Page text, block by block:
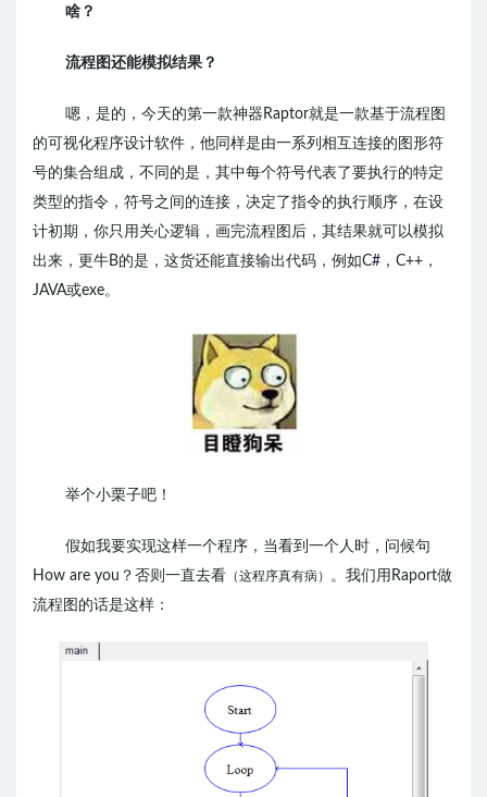
啥？
流程图还能模拟结果？
嗯，是的，今天的第一款神器Raptor就是一款基于流程图
的可视化程序设计软件，他同样是由一系列相互连接的图形符
号的集合组成，不同的是，其中每个符号代表了要执行的特定
类型的指令，符号之间的连接，决定了指令的执行顺序，在设
计初期，你只用关心逻辑，画完流程图后，其结果就可以模拟
出来，更牛B的是，这货还能直接输出代码，例如C#，C++，
JAVA或exe。
举个小栗子吧！
假如我要实现这样一个程序，当看到一个人时，问候句
How are you？否则一直去看 （这程序真有病） 。我们用Raport做
流程图的话是这样：